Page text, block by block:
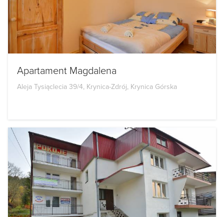
Apartament Magdalena
Aleja Tysiąclecia 39/4, Krynica-Zdrój, Krynica Górska